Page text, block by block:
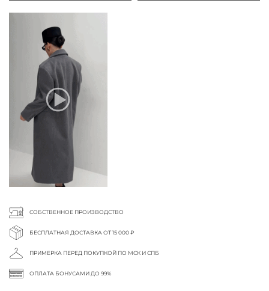
СОБСТВЕННОЕ ПРОИЗВОДСТВО
БЕСПЛАТНАЯ ДОСТАВКА ОТ 15 000 ₽
ПРИМЕРКА ПЕРЕД ПОКУПКОЙ ПО МСК И СПБ
ОПЛАТА БОНУСАМИ ДО 99%